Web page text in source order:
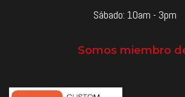
Sábado: 10am - 3pm
Somos miembro